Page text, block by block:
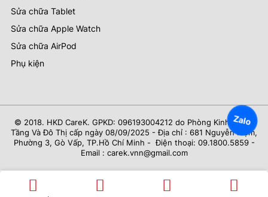
Sửa chữa Tablet
Sửa chữa Apple Watch
Sửa chữa AirPod
Phụ kiện
© 2018. HKD CareK. GPKD: 096193004212 do Phòng Kinh Tế Hạ
Tầng Và Đô Thị cấp ngày 08/09/2025 - Địa chỉ : 681 Nguyễn Kiệm,
Phường 3, Gò Vấp, TP.Hồ Chí Minh - Điện thoại: 09.1800.5859 -
Email : carek.vnn@gmail.com
Zalo